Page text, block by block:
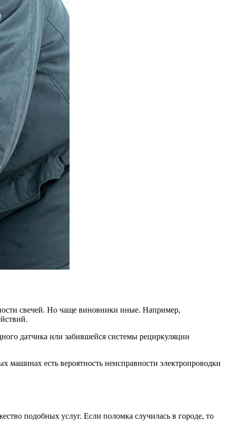
свечей. Но чаще виновники иные. Например,
датчика или забившейся системы рециркуляции
есть вероятность неисправности электропроводки
подобных услуг. Если поломка случилась в городе, то